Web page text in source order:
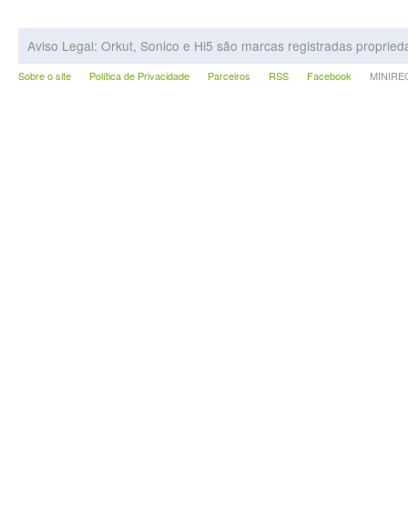
Aviso Legal: Orkut, Sonico e Hi5 são marcas registradas
Sobre o site Política de Privacidade Parceiros RSS Facebook